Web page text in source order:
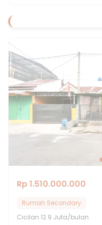
Rp 1.510.000.000
Rumah Secondary
Cicilan 12.9 Juta/bulan